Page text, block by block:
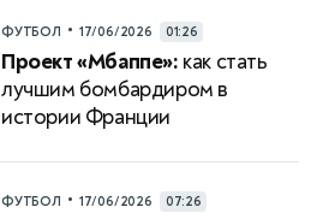
ФУТБОЛ • 17/06/2026 01:26
Проект «Мбаппе»: как стать
лучшим бомбардиром в
истории Франции
ФУТБОЛ • 17/06/2026 07:26